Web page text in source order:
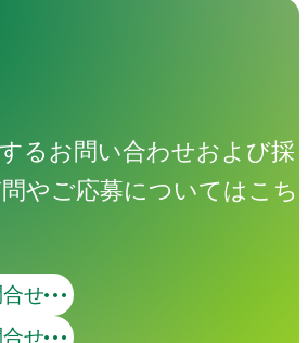
るお問い合わせおよび採
やご応募についてはこち
せ
せ